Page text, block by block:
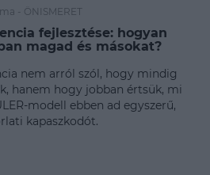
- ÖNISMERET
fejlesztése: hogyan
magad és másokat?
nem arról szól, hogy mindig
hanem hogy jobban értsük, mi
modell ebben ad egyszerű,
kapaszkodót.